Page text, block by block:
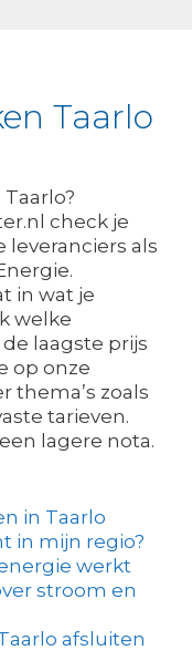
Taarlo
check je
leveranciers als
in wat je
welke
laagste prijs
op onze
thema’s zoals
tarieven.
lagere nota.
in Taarlo
in mijn regio?
werkt
stroom en
afsluiten